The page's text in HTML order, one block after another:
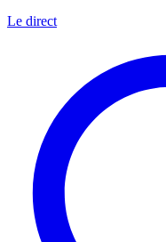
Le direct